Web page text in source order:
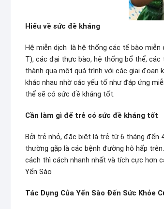
Hiểu về sức đề kháng
Hệ miễn dịch là hệ thống các tế bào miễn
T), các đại thực bào, hệ thống bổ thể,
thành qua một quá trình với các giai đoạn
khác nhau nhờ các yếu tố như đáp ứng
thể sẽ có sức đề kháng tốt.
Cần làm gì để trẻ có sức đề kháng tốt
Bởi trẻ nhỏ, đặc biệt là trẻ từ 6 tháng đến
thường gặp là các bệnh đường hô hấp
cách thì cách nhanh nhất và tích cực hơn
Yến Sào
Tác Dụng Của Yến Sào Đến Sức Khỏe